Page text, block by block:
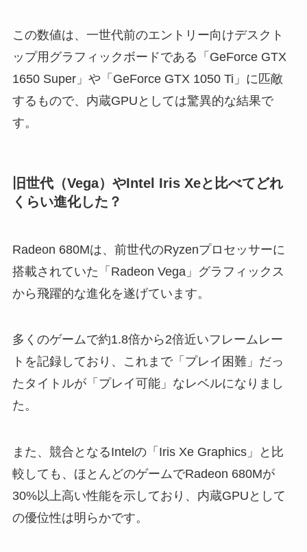
この数値は、一世代前のエントリー向けデスクト
ップ用グラフィックボードである「GeForce GTX
1650 Super」や「GeForce GTX 1050 Ti」に匹敵
するもので、内蔵GPUとしては驚異的な結果で
す。
旧世代（Vega）やIntel Iris Xeと比べてどれ
くらい進化した？
Radeon 680Mは、前世代のRyzenプロセッサーに
搭載されていた「Radeon Vega」グラフィックス
から飛躍的な進化を遂げています。
多くのゲームで約1.8倍から2倍近いフレームレー
トを記録しており、これまで「プレイ困難」だっ
たタイトルが「プレイ可能」なレベルになりまし
た。
また、競合となるIntelの「Iris Xe Graphics」と比
較しても、ほとんどのゲームでRadeon 680Mが
30%以上高い性能を示しており、内蔵GPUとして
の優位性は明らかです。